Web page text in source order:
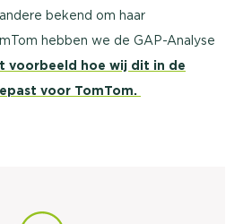
bekend om haar
hebben we de GAP-Analyse
voorbeeld hoe wij dit in de
voor TomTom.